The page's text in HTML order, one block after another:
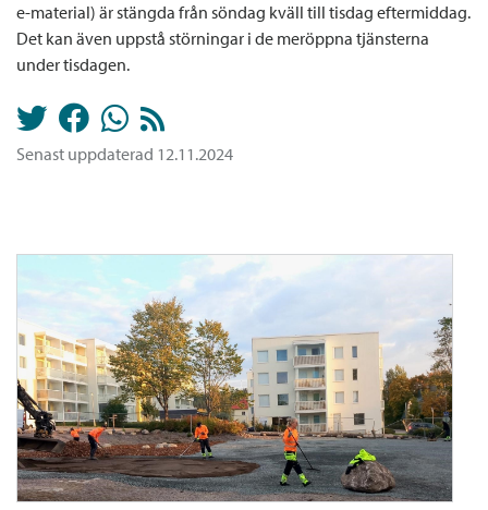
e-material) är stängda från söndag kväll till tisdag eftermiddag.
Det kan även uppstå störningar i de meröppna tjänsterna
under tisdagen.
Senast uppdaterad 12.11.2024